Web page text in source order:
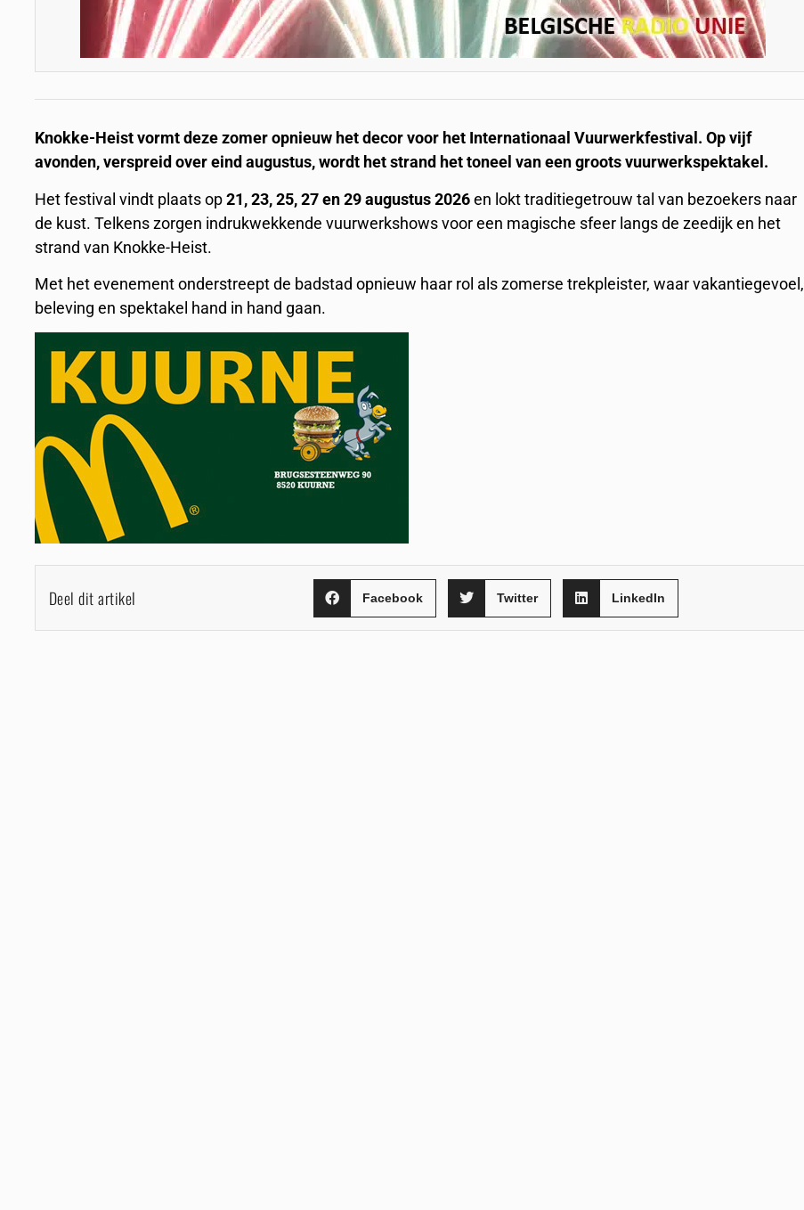
Knokke-Heist vormt deze zomer opnieuw het decor voor het Internationaal Vuurwerkfestival. Op vijf
avonden, verspreid over eind augustus, wordt het strand het toneel van een groots vuurwerkspektakel.
Het festival vindt plaats op21, 23, 25, 27 en 29 augustus 2026en lokt traditiegetrouw tal van bezoekers naar
de kust. Telkens zorgen indrukwekkende vuurwerkshows voor een magische sfeer langs de zeedijk en het
strand van Knokke-Heist.
Met het evenement onderstreept de badstad opnieuw haar rol als zomerse trekpleister, waar vakantiegevoel,
beleving en spektakel hand in hand gaan.
Deel dit artikel Facebook Twitter LinkedIn